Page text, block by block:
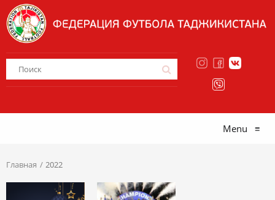
Menu ≡
Главная 2022